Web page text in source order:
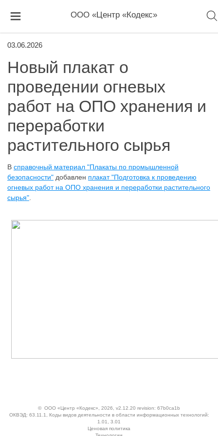
ООО «Центр «Кодекс»
03.06.2026
Новый плакат о
проведении огневых
работ на ОПО хранения и
переработки
растительного сырья
В справочный материал "Плакаты по промышленной
безопасности" добавлен плакат "Подготовка к проведению
огневых работ на ОПО хранения и переработки растительного
сырья"
© ООО «Центр «Кодекс» , 2026, v2.12.20 revision: 67b0ca1b
ОКВЭД: 63.11.1, Коды видов деятельности в области информационных технологий:
1.01, 3.01
Ценовая политика